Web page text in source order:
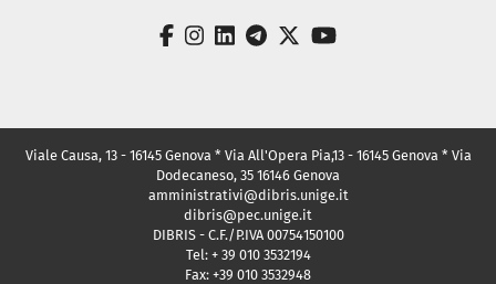
facebook
instagram
linkedin
telegram
twitteryoutube
Viale Causa, 13 - 16145 Genova * Via All'Opera Pia,13 - 16145 Genova * Via
Dodecaneso, 35 16146 Genova
amministrativi@dibris.unige.it
dibris@pec.unige.it
DIBRIS - C.F./P.IVA 00754150100
Tel: + 39 010 3532194
Fax: +39 010 3532948